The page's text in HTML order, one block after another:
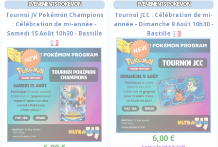
EVÉNEMENTS POKÉMON
Tournoi JV Pokémon Champions
: Célébration de mi-année -
Samedi 15 Août 10h30 - Bastille
EVÉNEMENTS POKÉMON
Tournoi JCC : Célébration de mi-
année - Dimanche 9 Août 10h30 -
Bastille
6,00 €